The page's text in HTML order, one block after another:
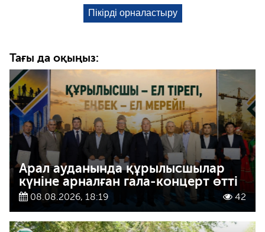
Тағы да оқыңыз:
Арал ауданында құрылысшылар
күніне арналған гала-концерт өтті
08.08.2026, 18:19 42